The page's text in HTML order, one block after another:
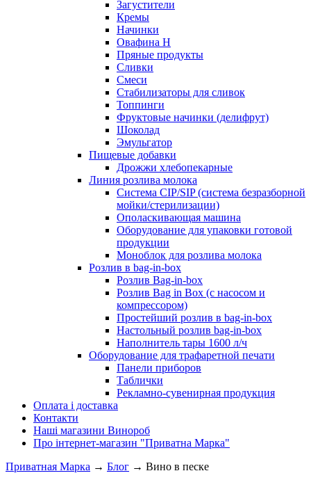
Загустители
Кремы
Начинки
Овафина Н
Пряные продукты
Сливки
Смеси
Стабилизаторы для сливок
Топпинги
Фруктовые начинки (делифрут)
Шоколад
Эмульгатор
Пищевые добавки
Дрожжи хлебопекарные
Линия розлива молока
Система CIP/SIP (система безразборной
мойки/стерилизации)
Ополаскивающая машина
Оборудование для упаковки готовой
продукции
Моноблок для розлива молока
Розлив в bag-in-box
Розлив Bag-in-box
Розлив Bag in Box (с насосом и
компрессором)
Простейший розлив в bag-in-box
Настольный розлив bag-in-box
Наполнитель тары 1600 л/ч
Оборудование для трафаретной печати
Панели приборов
Таблички
Рекламно-сувенирная продукция
Оплата і доставка
Контакти
Наші магазини Винороб
Про інтернет-магазин "Приватна Марка"
Приватная Марка → Блог → ​Вино в песке